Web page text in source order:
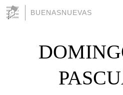
BUENASNUEVAS